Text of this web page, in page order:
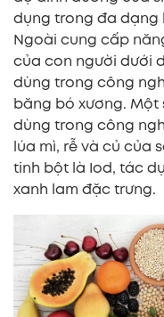
dụng trong đa dạng
Ngoài cung cấp
của con người dưới
dùng trong công
băng bó xương.
dùng trong công
lúa mì, rễ và củ của
tinh bột là Iod, tác
xanh lam đặc trưng.